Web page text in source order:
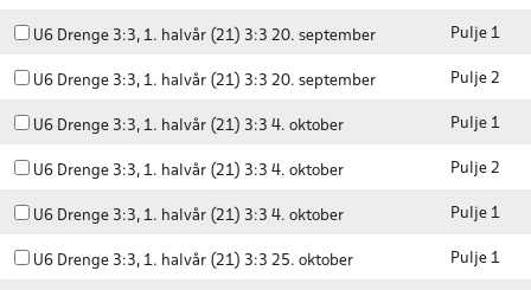
U6 Drenge 3:3, 1. halvår (21) 3:3 20. september Pulje 1
U6 Drenge 3:3, 1. halvår (21) 3:3 20. september Pulje 2
U6 Drenge 3:3, 1. halvår (21) 3:3 4. oktober Pulje 1
U6 Drenge 3:3, 1. halvår (21) 3:3 4. oktober Pulje 2
U6 Drenge 3:3, 1. halvår (21) 3:3 4. oktober Pulje 1
U6 Drenge 3:3, 1. halvår (21) 3:3 25. oktober Pulje 1